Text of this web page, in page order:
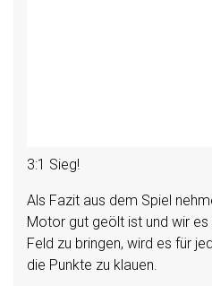
3:1 Sieg!
Als Fazit aus dem Spiel
Motor gut geölt ist und wir
Feld zu bringen, wird es für
die Punkte zu klauen.